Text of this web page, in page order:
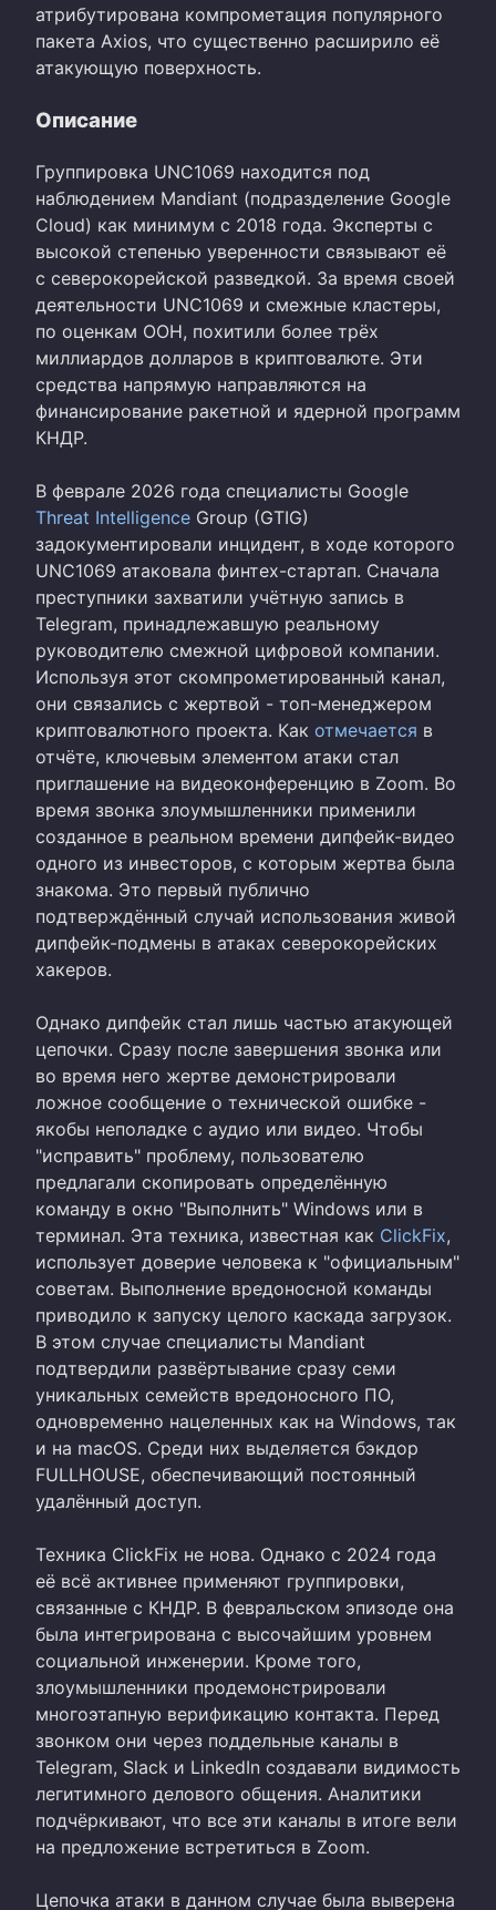
атрибутирована компрометация популярного
пакета Axios, что существенно расширило её
атакующую поверхность.
Описание
Группировка UNC1069 находится под
наблюдением Mandiant (подразделение Google
Cloud) как минимум с 2018 года. Эксперты с
высокой степенью уверенности связывают её
с северокорейской разведкой. За время своей
деятельности UNC1069 и смежные кластеры,
по оценкам ООН, похитили более трёх
миллиардов долларов в криптовалюте. Эти
средства напрямую направляются на
финансирование ракетной и ядерной программ
КНДР.
В феврале 2026 года специалисты Google
Threat Intelligence Group (GTIG)
задокументировали инцидент, в ходе которого
UNC1069 атаковала финтех-стартап. Сначала
преступники захватили учётную запись в
Telegram, принадлежавшую реальному
руководителю смежной цифровой компании.
Используя этот скомпрометированный канал,
они связались с жертвой - топ-менеджером
криптовалютного проекта. Как отмечается в
отчёте, ключевым элементом атаки стал
приглашение на видеоконференцию в Zoom. Во
время звонка злоумышленники применили
созданное в реальном времени дипфейк-видео
одного из инвесторов, с которым жертва была
знакома. Это первый публично
подтверждённый случай использования живой
дипфейк-подмены в атаках северокорейских
хакеров.
Однако дипфейк стал лишь частью атакующей
цепочки. Сразу после завершения звонка или
во время него жертве демонстрировали
ложное сообщение о технической ошибке -
якобы неполадке с аудио или видео. Чтобы
"исправить" проблему, пользователю
предлагали скопировать определённую
команду в окно "Выполнить" Windows или в
терминал. Эта техника, известная как ClickFix,
использует доверие человека к "официальным"
советам. Выполнение вредоносной команды
приводило к запуску целого каскада загрузок.
В этом случае специалисты Mandiant
подтвердили развёртывание сразу семи
уникальных семейств вредоносного ПО,
одновременно нацеленных как на Windows, так
и на macOS. Среди них выделяется бэкдор
FULLHOUSE, обеспечивающий постоянный
удалённый доступ.
Техника ClickFix не нова. Однако с 2024 года
её всё активнее применяют группировки,
связанные с КНДР. В февральском эпизоде она
была интегрирована с высочайшим уровнем
социальной инженерии. Кроме того,
злоумышленники продемонстрировали
многоэтапную верификацию контакта. Перед
звонком они через поддельные каналы в
Telegram, Slack и LinkedIn создавали видимость
легитимного делового общения. Аналитики
подчёркивают, что все эти каналы в итоге вели
на предложение встретиться в Zoom.
Цепочка атаки в данном случае была выверена